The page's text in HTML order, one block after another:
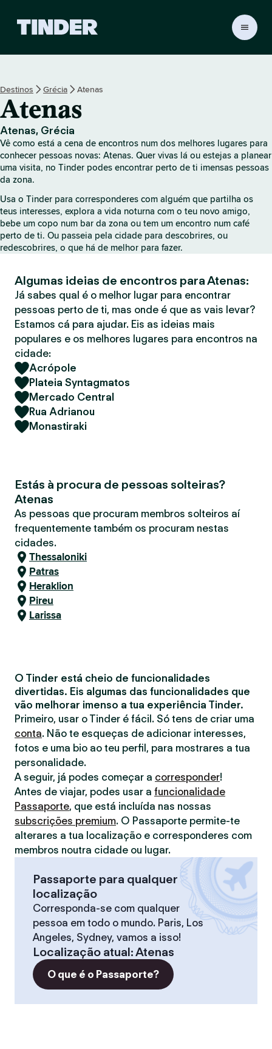
a
c
a
o
T
i
n
r
Destinos Grécia Atenas
Atenas
Atenas, Grécia
Vê como está a cena de encontros num dos melhores lugares para
conhecer pessoas novas: Atenas. Quer vivas lá ou estejas a planear
uma visita, no Tinder podes encontrar perto de ti imensas pessoas
da zona.
Usa o Tinder para corresponderes com alguém que partilha os
teus interesses, explora a vida noturna com o teu novo amigo,
bebe um copo num bar da zona ou tem um encontro num café
perto de ti. Ou passeia pela cidade para descobrires, ou
redescobrires, o que há de melhor para fazer.
Algumas ideias de encontros para Atenas:
Já sabes qual é o melhor lugar para encontrar
pessoas perto de ti, mas onde é que as vais levar?
Estamos cá para ajudar. Eis as ideias mais
populares e os melhores lugares para encontros na
cidade:
Acrópole
Plateia Syntagmatos
Mercado Central
Rua Adrianou
Monastiraki
Estás à procura de pessoas solteiras?
Atenas
As pessoas que procuram membros solteiros aí
frequentemente também os procuram nestas
cidades.
Thessaloniki
Patras
Heraklion
Pireu
Larissa
O Tinder está cheio de funcionalidades
divertidas. Eis algumas das funcionalidades que
vão melhorar imenso a tua experiência Tinder.
Primeiro, usar o Tinder é fácil. Só tens de criar uma
conta. Não te esqueças de adicionar interesses,
fotos e uma bio ao teu perfil, para mostrares a tua
personalidade.
A seguir, já podes começar a corresponder!
Antes de viajar, podes usar a funcionalidade
Passaporte, que está incluída nas nossas
subscrições premium. O Passaporte permite-te
alterares a tua localização e corresponderes com
membros noutra cidade ou lugar.
Passaporte para qualquer
localização
Corresponda-se com qualquer
pessoa em todo o mundo. Paris, Los
Angeles, Sydney, vamos a isso!
Localização atual:Atenas
O que é o Passaporte?